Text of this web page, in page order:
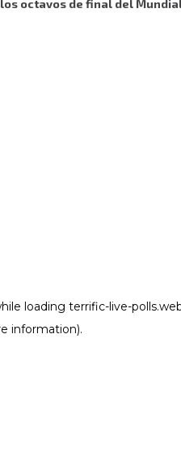
los octavos de final del